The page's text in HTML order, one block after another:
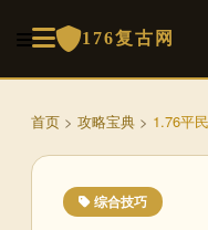
176复古网
首页 > 攻略宝典 > 1.76平
综合技巧